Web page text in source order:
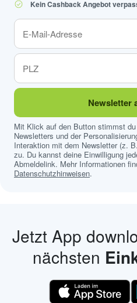
Kein Cashback Angebot
Newsletter
Mit Klick auf den Button stimmst
Newsletters und der
Interaktion mit dem Newsletter (z.
zu. Du kannst deine Einwilligung
Abmeldelink. Mehr Informationen
Datenschutzhinweisen.
Jetzt App
nächsten